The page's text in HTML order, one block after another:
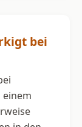
bei
einem